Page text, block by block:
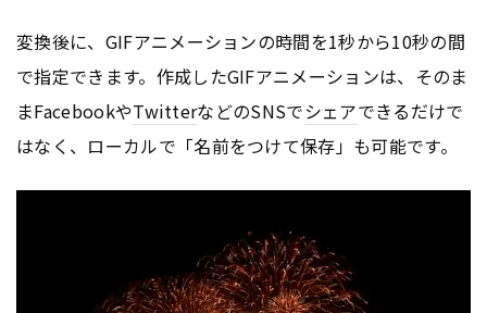
変換後に、GIFアニメーションの時間を1秒から10秒の間
で指定できます。作成したGIFアニメーションは、そのま
まFacebookやTwitterなどのSNSでシェアできるだけで
はなく、ローカルで「名前をつけて保存」も可能です。